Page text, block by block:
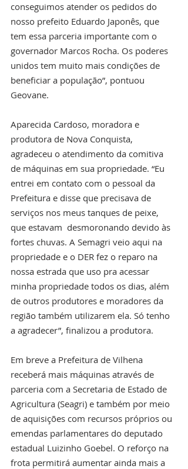
conseguimos atender os pedidos do
nosso prefeito Eduardo Japonês, que
tem essa parceria importante com o
governador Marcos Rocha. Os poderes
unidos tem muito mais condições de
beneficiar a população”, pontuou
Geovane.
Aparecida Cardoso, moradora e
produtora de Nova Conquista,
agradeceu o atendimento da comitiva
de máquinas em sua propriedade. “Eu
entrei em contato com o pessoal da
Prefeitura e disse que precisava de
serviços nos meus tanques de peixe,
que estavam  desmoronando devido às
fortes chuvas. A Semagri veio aqui na
propriedade e o DER fez o reparo na
nossa estrada que uso pra acessar
minha propriedade todos os dias, além
de outros produtores e moradores da
região também utilizarem ela. Só tenho
a agradecer”, finalizou a produtora.
Em breve a Prefeitura de Vilhena
receberá mais máquinas através de
parceria com a Secretaria de Estado de
Agricultura (Seagri) e também por meio
de aquisições com recursos próprios ou
emendas parlamentares do deputado
estadual Luizinho Goebel. O reforço na
frota permitirá aumentar ainda mais a